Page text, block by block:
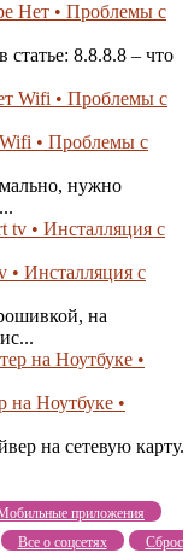
Нет • Проблемы с
8.8.8.8 – что
• Проблемы с
нужно
• Инсталляция с
на
на Ноутбуке •
на сетевую карту.
приложения
Все о соцсетях
Сброс